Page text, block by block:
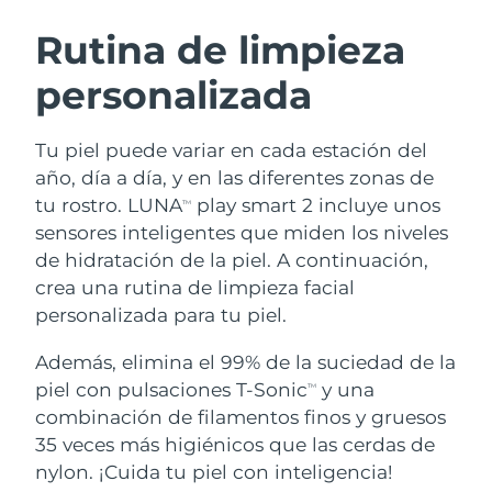
Rutina de limpieza
personalizada
Tu piel puede variar en cada estación del
año, día a día, y en las diferentes zonas de
tu rostro. LUNATM
play smart 2 incluye unos
sensores inteligentes que miden los niveles
de hidratación de la piel. A continuación,
crea una rutina de limpieza facial
personalizada para tu piel.
Además, elimina el 99% de la suciedad de la
piel con pulsaciones T-SonicTM
y una
combinación de filamentos finos y gruesos
35 veces más higiénicos que las cerdas de
nylon. ¡Cuida tu piel con inteligencia!
LUNA™ 4 pack
Anti-aging massage
LUNA™ 4 Plus
Massage, LED heating
LUNA™ 4 Men
For men, anti-aging massage
BEAR™ 2 pack
Microcurrent toning
BEAR™ 2 go
Microcurrent toning on-the-go
BEAR™ 2 eyes & lips
Microcurrent line smoothing device
Hidratación
UFO™ 3 pack
Deep facial hydration
UFO™ 3 LED
Near-infrared and red light therapy
device
Cuidado bucal
issa™ 4
Hybrid silicone sonic toothbrush
issa™ 4 plus
Smart hybrid silicone sonic toothbrush
TRATAMIENTO ANTIEDAD FAQ™
Antiedad Tratamientos LED
NEW
Austria Entrega prevista
Baréin Entrega prevista
Bélgica
Bermudas Entrega prevista8/16/26
Bosnia y Herzegovina Entrega prevista 8/13/26
Brunéi Entrega prevista
Canadá Entrega prevista
Chile Entrega prevista8/14/26